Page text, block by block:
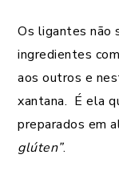
Os ligantes não
ingredientes
aos outros e
xantana. É ela
preparados em
glúten”.